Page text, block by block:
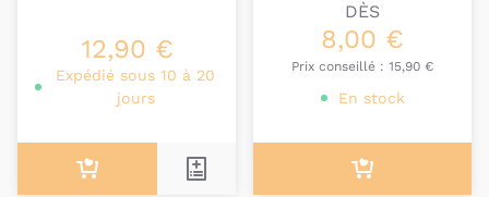
12,90 €
Expédié sous 10 à 20
jours
DÈS
8,00 €
Prix conseillé : 15,90 €
En stock